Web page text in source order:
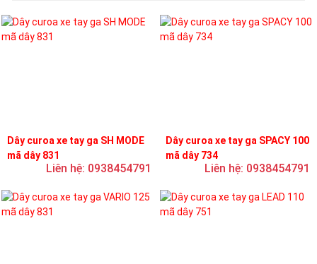
Dây curoa xe tay ga SH MODE
mã dây 831
Liên hệ: 0938454791
Dây curoa xe tay ga SPACY 100
mã dây 734
Liên hệ: 0938454791